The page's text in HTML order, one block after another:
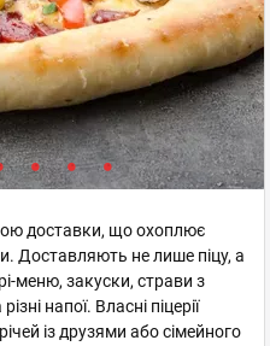
доставки, що охоплює
Доставляють не лише піцу, а
меню, закуски, страви з
напої. Власні піцерії
із друзями або сімейного